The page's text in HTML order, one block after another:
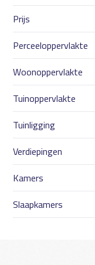
Prijs
Perceeloppervlakte
Woonoppervlakte
Tuinoppervlakte
Tuinligging
Verdiepingen
Kamers
Slaapkamers